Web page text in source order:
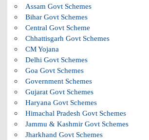
Assam Govt Schemes
Bihar Govt Schemes
Central Govt Scheme
Chhattisgarh Govt Schemes
CM Yojana
Delhi Govt Schemes
Goa Govt Schemes
Government Schemes
Gujarat Govt Schemes
Haryana Govt Schemes
Himachal Pradesh Govt Schemes
Jammu & Kashmir Govt Schemes
Jharkhand Govt Schemes